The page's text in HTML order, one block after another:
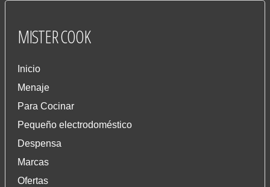
MISTERCOOK
Inicio
Menaje
Para Cocinar
Pequeño electrodoméstico
Despensa
Marcas
Ofertas